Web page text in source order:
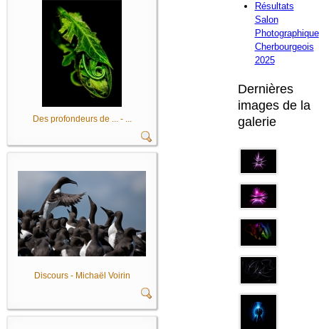
Des profondeurs de ... - ...
Discours - Michaël Voirin
Résultats
Salon
Photographique
Cherbourgeois
2025
Dernières
images de la
galerie